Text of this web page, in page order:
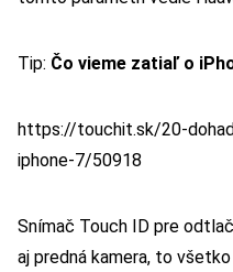
Tip: Čo vieme zatiaľ o
https://touchit.sk/20-
iphone-7/50918
Snímač Touch ID pre
aj predná kamera, to